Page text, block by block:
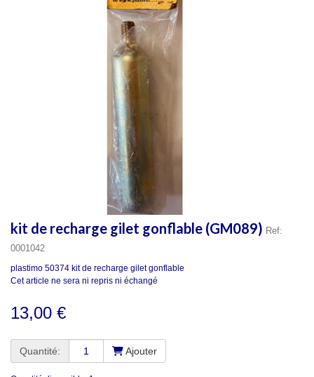
kit de recharge gilet gonflable (GM089) Ref:
0001042
plastimo 50374 kit de recharge gilet gonflable
Cet article ne sera ni repris ni échangé
13,00 €
Quantité: Ajouter